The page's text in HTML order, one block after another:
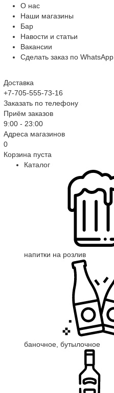
О нас
Наши магазины
Бар
Навости и статьи
Вакансии
Сделать заказ по WhatsApp
Доставка
+7-705-555-73-16
Заказать по телефону
Приём заказов
9:00 - 23:00
Адреса магазинов
0
Корзина пуста
Каталог
напитки на розлив
баночное, бутылочное